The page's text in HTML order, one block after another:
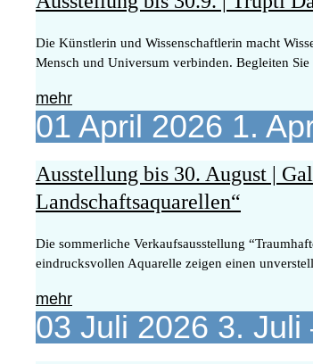
Die Künstlerin und Wissenschaftlerin macht
Mensch und Universum verbinden. Begleiten
mehr
01 April 2026 1.
Ausstellung bis 30. August |
Landschaftsaquarellen“
Die sommerliche Verkaufsausstellung
eindrucksvollen Aquarelle zeigen einen
mehr
03 Juli 2026 3. Juli